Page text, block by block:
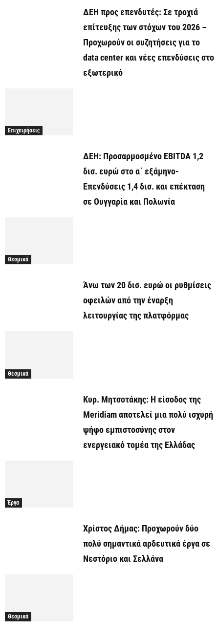
ΔΕΗ προς επενδυτές: Σε τροχιά
επίτευξης των στόχων του 2026 –
Προχωρούν οι συζητήσεις για το
data center και νέες επενδύσεις στο
εξωτερικό
Επιχειρήσεις
ΔΕΗ: Προσαρμοσμένο EBITDA 1,2
δισ. ευρώ στο α΄ εξάμηνο-
Επενδύσεις 1,4 δισ. και επέκταση
σε Ουγγαρία και Πολωνία
Θεσμικά
Άνω των 20 δισ. ευρώ οι ρυθμίσεις
οφειλών από την έναρξη
λειτουργίας της πλατφόρμας
Θεσμικά
Κυρ. Μητσοτάκης: Η είσοδος της
Meridiam αποτελεί μια πολύ ισχυρή
ψήφο εμπιστοσύνης στον
ενεργειακό τομέα της Ελλάδας
Έργα
Χρίστος Δήμας: Προχωρoύν δύο
πολύ σημαντικά αρδευτικά έργα σε
Νεστόριο και Σελλάνα
Θεσμικά